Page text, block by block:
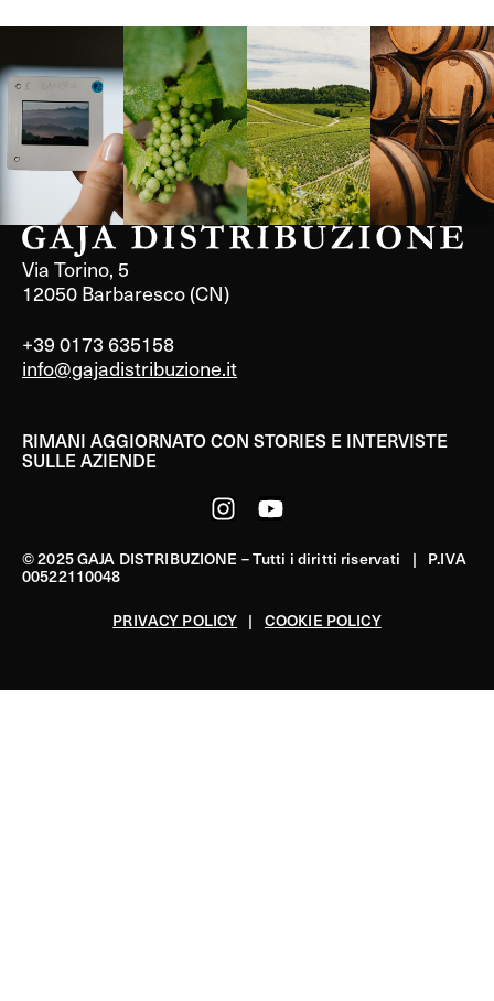
Langa, 1977 Borgogna,
Francia
Borgogna,
Francia
Instagram
Via Torino, 5
12050 Barbaresco (CN)
+39 0173 635158
info@gajadistribuzione.it
RIMANI AGGIORNATO CON STORIES E INTERVISTE
SULLE AZIENDE
© 2025 GAJA DISTRIBUZIONE – Tutti i diritti riservati | P.IVA
00522110048
PRIVACY POLICY | COOKIE POLICY